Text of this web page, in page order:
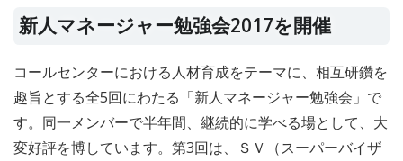
新人マネージャー勉強会2017を開催
コールセンターにおける人材育成をテーマに、相互研鑽を
趣旨とする全5回にわたる「新人マネージャー勉強会」で
す。同一メンバーで半年間、継続的に学べる場として、大
変好評を博しています。第3回は、ＳＶ（スーパーバイザ